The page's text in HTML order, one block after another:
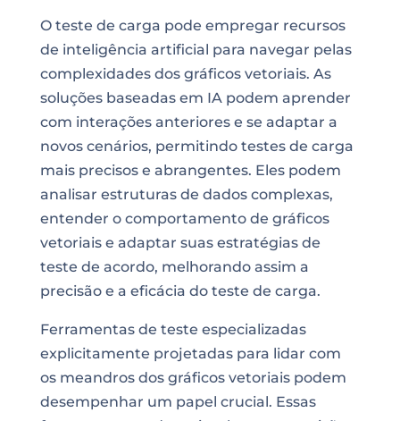
O teste de carga pode empregar recursos
de inteligência artificial para navegar pelas
complexidades dos gráficos vetoriais. As
soluções baseadas em IA podem aprender
com interações anteriores e se adaptar a
novos cenários, permitindo testes de carga
mais precisos e abrangentes. Eles podem
analisar estruturas de dados complexas,
entender o comportamento de gráficos
vetoriais e adaptar suas estratégias de
teste de acordo, melhorando assim a
precisão e a eficácia do teste de carga.
Ferramentas de teste especializadas
explicitamente projetadas para lidar com
os meandros dos gráficos vetoriais podem
desempenhar um papel crucial. Essas